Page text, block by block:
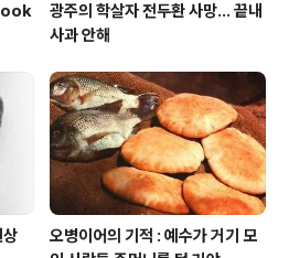
광주의 학살자 전두환 사망... 끝내
사과 안해
상
오병이어의 기적 : 예수가 거기 모